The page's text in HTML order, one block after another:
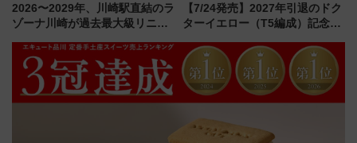
2026〜2029年、川崎駅直結のラ
ゾーナ川崎が過去最大級リニュ
「いつから何が変わるか」徹底
解説！
【7/24発売】2027年引退のドク
ターイエロー（T5編成）記念グ
送の目覚まし時計など通販・販
売店舗まとめ